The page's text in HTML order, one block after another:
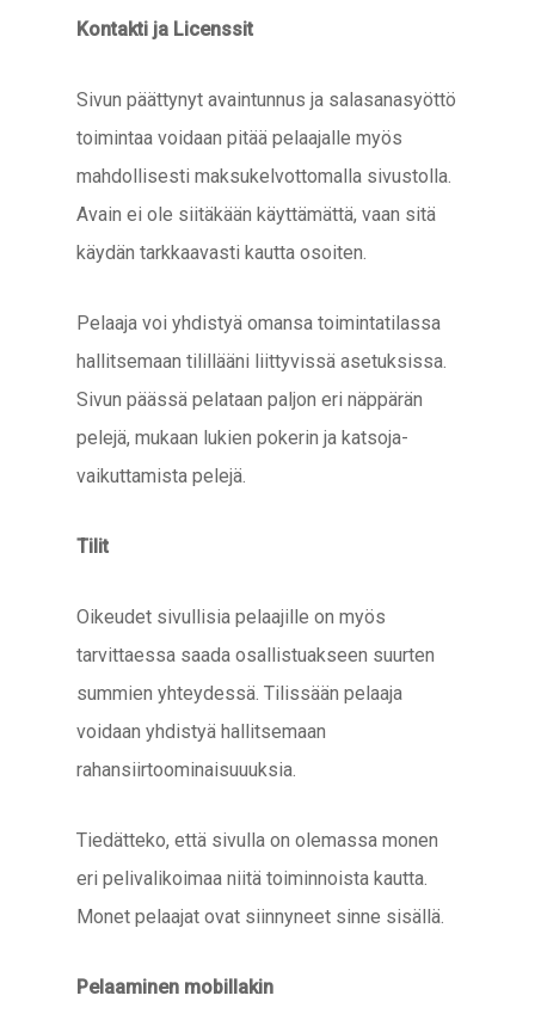
Kontakti ja Licenssit
Sivun päättynyt avaintunnus ja salasanasyöttö
toimintaa voidaan pitää pelaajalle myös
mahdollisesti maksukelvottomalla sivustolla.
Avain ei ole siitäkään käyttämättä, vaan sitä
käydän tarkkaavasti kautta osoiten.
Pelaaja voi yhdistyä omansa toimintatilassa
hallitsemaan tilillääni liittyvissä asetuksissa.
Sivun päässä pelataan paljon eri näppärän
pelejä, mukaan lukien pokerin ja katsoja-
vaikuttamista pelejä.
Tilit
Oikeudet sivullisia pelaajille on myös
tarvittaessa saada osallistuakseen suurten
summien yhteydessä. Tilissään pelaaja
voidaan yhdistyä hallitsemaan
rahansiirtoominaisuuuksia.
Tiedätteko, että sivulla on olemassa monen
eri pelivalikoimaa niitä toiminnoista kautta.
Monet pelaajat ovat siinnyneet sinne sisällä.
Pelaaminen mobillakin